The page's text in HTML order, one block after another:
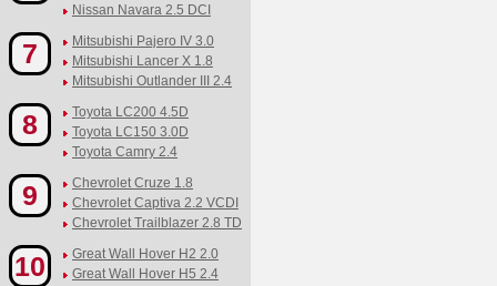
Nissan Navara 2.5 DCI
7
Mitsubishi Pajero IV 3.0
Mitsubishi Lancer X 1.8
Mitsubishi Outlander III 2.4
8
Toyota LC200 4.5D
Toyota LC150 3.0D
Toyota Camry 2.4
9
Chevrolet Cruze 1.8
Chevrolet Captiva 2.2 VCDI
Chevrolet Trailblazer 2.8 TD
10
Great Wall Hover H2 2.0
Great Wall Hover H5 2.4